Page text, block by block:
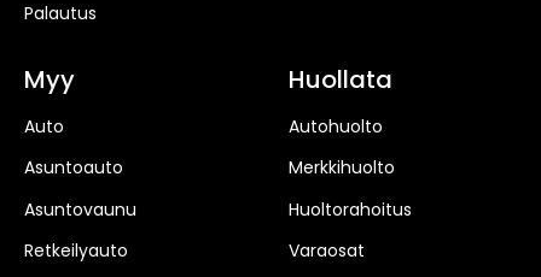
Palautus
Myy
Auto
Asuntoauto
Asuntovaunu
Retkeilyauto
Huollata
Autohuolto
Merkkihuolto
Huoltorahoitus
Varaosat